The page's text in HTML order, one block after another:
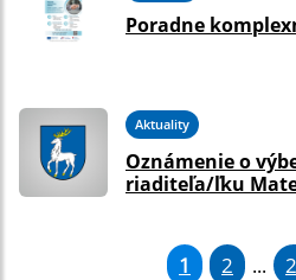
Poradne
Aktuality
Oznámenie o
riaditeľa/ľku
1 2 ...